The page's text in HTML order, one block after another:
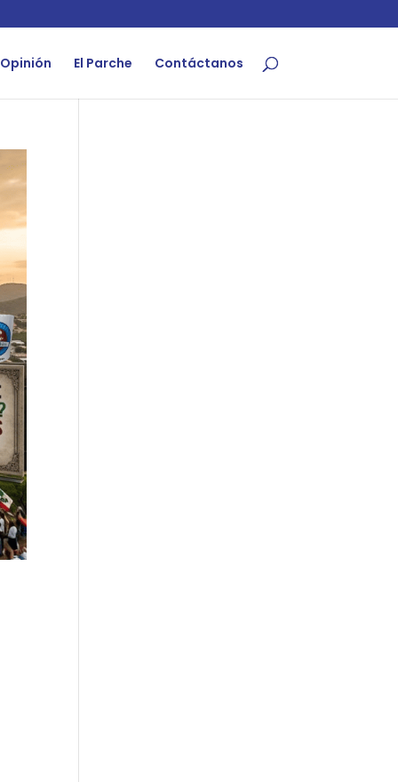
Opinión El Parche Contáctanos